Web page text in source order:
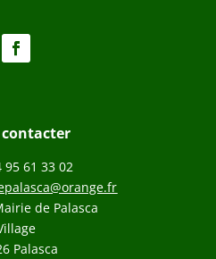
95 61 33 02
de Palasca
Palasca